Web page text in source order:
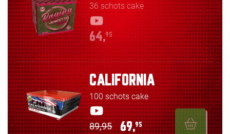
36 schots cake
64,95
CALIFORNIA
100 schots cake
89,95 69,95